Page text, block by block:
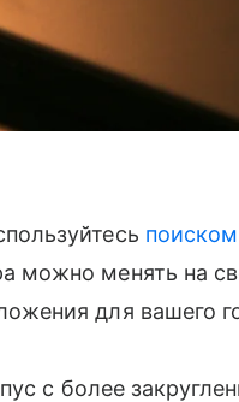
можно менять на
для вашего
с более